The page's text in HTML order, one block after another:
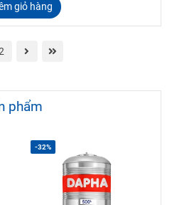
giỏ hàng
phẩm
-32%